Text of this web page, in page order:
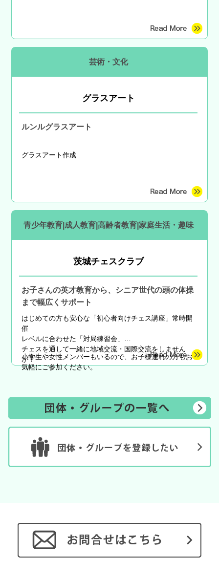
芸術・文化
グラスアート
ルンルグラスアート
グラスアート作成
青少年教育|成人教育|高齢者教育|家庭生活・趣味
茨城チェスクラブ
お子さんの英才教育から、シニア世代の頭の体操
まで幅広くサポート
はじめての方も安心な 「初心者向けチェス講座」常時開
催
レベルに合わせた「対局練習会」
チェスを通して一緒に地域交流・国際交流をしません
か？
小学生や女性メンバーもいるので、お子様連れの方もお
気軽にご参加ください。